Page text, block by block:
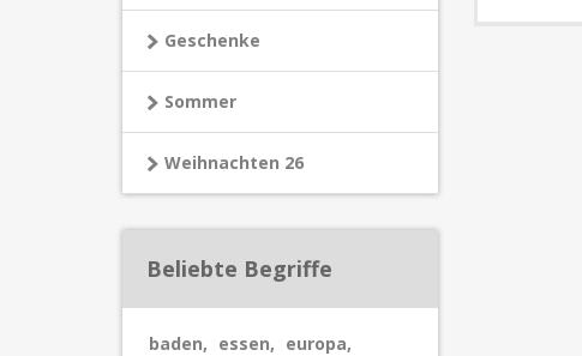
Geschenke
Sommer
Weihnachten 26
Beliebte Begriffe
baden, essen, europa,